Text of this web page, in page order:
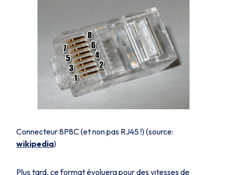
Connecteur 8P8C (et non pas RJ45 !) (source:
wikipedia)
Plus tard, ce format évoluera pour des vitesses de